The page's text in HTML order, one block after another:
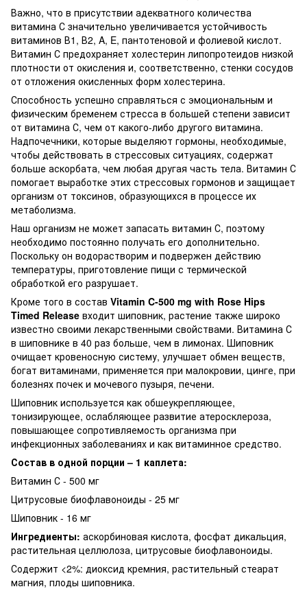
Важно, что в присутствии адекватного количества
витамина С значительно увеличивается устойчивость
витаминов В1, В2, A, E, пантотеновой и фолиевой кислот.
Витамин С предохраняет холестерин липопротеидов низкой
плотности от окисления и, соответственно, стенки сосудов
от отложения окисленных форм холестерина.
Способность успешно справляться с эмоциональным и
физическим бременем стресса в большей степени зависит
от витамина С, чем от какого-либо другого витамина.
Надпочечники, которые выделяют гормоны, необходимые,
чтобы действовать в стрессовых ситуациях, содержат
больше аскорбата, чем любая другая часть тела. Витамин С
помогает выработке этих стрессовых гормонов и защищает
организм от токсинов, образующихся в процессе их
метаболизма.
Наш организм не может запасать витамин С, поэтому
необходимо постоянно получать его дополнительно.
Поскольку он водорастворим и подвержен действию
температуры, приготовление пищи с термической
обработкой его разрушает.
Кроме того в состав Vitamin C-500 mg with Rose Hips
Timed Release входит шиповник, растение также широко
известно своими лекарственными свойствами. Витамина С
в шиповнике в 40 раз больше, чем в лимонах. Шиповник
очищает кровеносную систему, улучшает обмен веществ,
богат витаминами, применяется при малокровии, цинге, при
болезнях почек и мочевого пузыря, печени.
Шиповник используется как обшеукрепляющее,
тонизирующее, ослабляющее развитие атеросклероза,
повышающее сопротивляемость организма при
инфекционных заболеваниях и как витаминное средство.
Состав в одной порции – 1 каплета:
Витамин С - 500 мг
Цитрусовые биофлавоноиды - 25 мг
Шиповник - 16 мг
Ингредиенты: аскорбиновая кислота, фосфат дикальция,
растительная целлюлоза, цитрусовые биофлавоноиды.
Содержит <2%: диоксид кремния, растительный стеарат
магния, плоды шиповника.